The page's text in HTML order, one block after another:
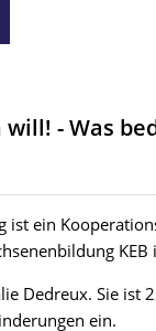
will! - Was
ist ein
Dedreux. Sie ist
ein.